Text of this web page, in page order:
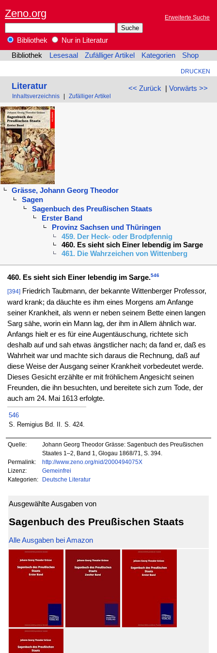
Zeno.org Erweiterte Suche
Bibliothek
Nur in Literatur
Bibliothek
Lesesaal Zufälliger Artikel Kategorien Shop
DRUCKEN
<< Zurück | Vorwärts >>
Literatur
Inhaltsverzeichnis Zufälliger Artikel
Grässe, Johann Georg Theodor
Sagen
Sagenbuch des Preußischen Staats
Erster Band
Provinz Sachsen und Thüringen
459. Der Heck- oder Brodpfennig
460. Es sieht sich Einer lebendig im Sarge
461. Die Wahrzeichen von Wittenberg
460. Es sieht sich Einer lebendig im Sarge.546
[394]Friedrich Taubmann, der bekannte Wittenberger Professor,
ward krank; da däuchte es ihm eines Morgens am Anfange
seiner Krankheit, als wenn er neben seinem Bette einen langen
Sarg sähe, worin ein Mann lag, der ihm in Allem ähnlich war.
Anfangs hielt er es für eine Augentäuschung, richtete sich
deshalb auf und sah etwas ängstlicher nach; da fand er, daß es
Wahrheit war und machte sich daraus die Rechnung, daß auf
diese Weise der Ausgang seiner Krankheit vorbedeutet werde.
Dieses Gesicht erzählte er mit fröhlichem Angesicht seinen
Freunden, die ihn besuchten, und bereitete sich zum Tode, der
auch am 24. Mai 1613 erfolgte.
546
S. Remigius Bd. II. S. 424.
Quelle:
Johann Georg Theodor Grässe: Sagenbuch des Preußischen
Staates 1–2, Band 1, Glogau 1868/71, S. 394.
Permalink:
http://www.zeno.org/nid/2000494075X
Lizenz:
Gemeinfrei
Kategorien:
Deutsche Literatur
Ausgewählte Ausgaben von
Sagenbuch des Preußischen Staats
Alle Ausgaben bei Amazon